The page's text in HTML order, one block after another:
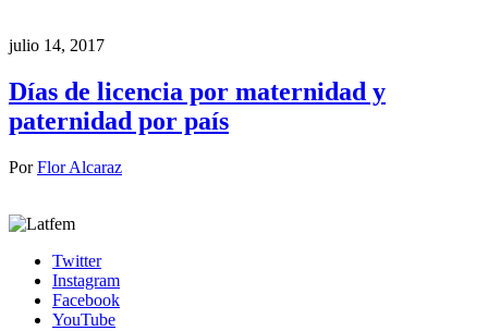
julio 14, 2017
Días de licencia por maternidad y
paternidad por país
PorFlor Alcaraz
Twitter
Instagram
Facebook
YouTube